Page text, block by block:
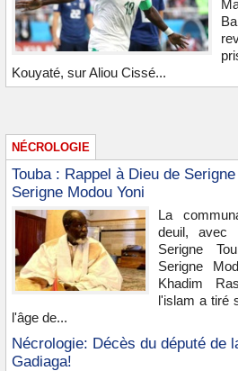
Kouyaté, sur Aliou Cissé...
NÉCROLOGIE
Touba : Rappel à Dieu de
Serigne Modou Yoni
La
deuil,
Serigne
Serigne
Khadim
l'islam a tiré
l'âge de...
Nécrologie: Décès du député de
Gadiaga!